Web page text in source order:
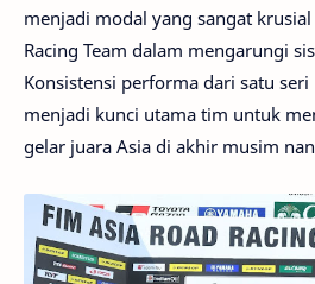
menjadi modal yang sangat
Racing Team dalam mengarungi
Konsistensi performa dari satu
menjadi kunci utama tim untuk
gelar juara Asia di akhir musim